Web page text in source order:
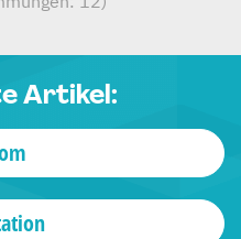
Artikel: